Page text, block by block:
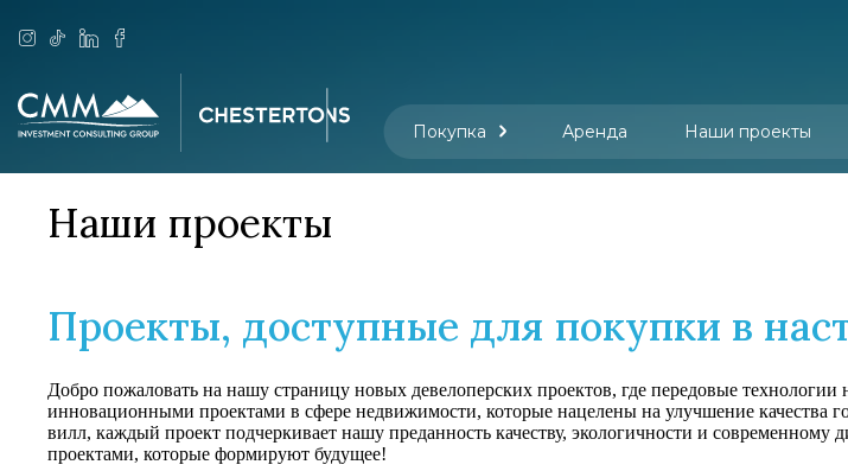
Покупка Аренда Наши проекты
Наши проекты
Проекты, доступные для покупки в
Добро пожаловать на нашу страницу новых девелоперских проектов, где передовые
инновационными проектами в сфере недвижимости, которые нацелены на улучшение
вилл, каждый проект подчеркивает нашу преданность качеству, экологичности и
проектами, которые формируют будущее!